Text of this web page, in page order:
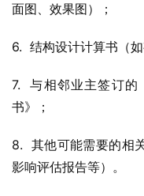
面图、效果图）；
6.  结构设计计算书（如
7.  与相邻业主签订的
书》；
8.  其他可能需要的相
影响评估报告等）。